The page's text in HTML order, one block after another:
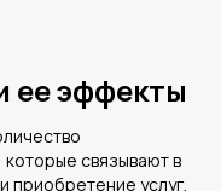
ее эффекты
связывают в
услуг,